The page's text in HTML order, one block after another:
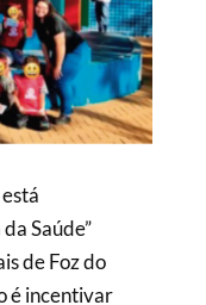
Saúde”
de Foz do
é incentivar